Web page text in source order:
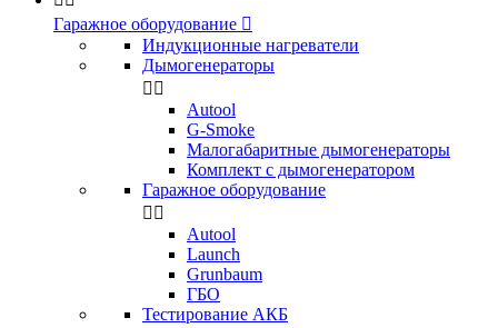
Гаражное оборудование 
Индукционные нагреватели
Дымогенераторы
 
Аutool
G-Smoke
Малогабаритные дымогенераторы
Комплект с дымогенератором
Гаражное оборудование
 
Autool
Launch
Grunbaum
ГБО
Тестирование АКБ